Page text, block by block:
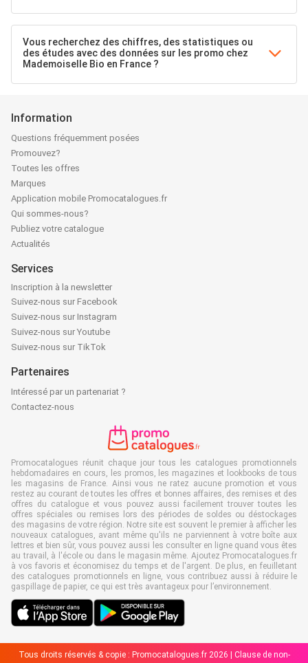
Vous recherchez des chiffres, des statistiques ou
des études avec des données sur les promo chez
Mademoiselle Bio en France ?
Information
Questions fréquemment posées
Promouvez?
Toutes les offres
Marques
Application mobile Promocatalogues.fr
Qui sommes-nous?
Publiez votre catalogue
Actualités
Services
Inscription à la newsletter
Suivez-nous sur Facebook
Suivez-nous sur Instagram
Suivez-nous sur Youtube
Suivez-nous sur TikTok
Partenaires
Intéressé par un partenariat ?
Contactez-nous
Promocatalogues réunit chaque jour tous les catalogues promotionnels
hebdomadaires en cours, les promos, les magazines et lookbooks de tous
les magasins de France. Ainsi vous ne ratez aucune promotion et vous
restez au courant de toutes les offres et bonnes affaires, des remises et des
offres du catalogue et vous pouvez aussi facilement trouver toutes les
offres spéciales ou remises lors des périodes de soldes ou déstockages
des magasins de votre région. Notre site est souvent le premier à afficher les
nouveaux catalogues, avant même qu'ils ne parviennent à votre boîte aux
lettres et bien sûr, vous pouvez aussi les consulter en ligne quand vous êtes
au travail, à l'école ou dans le magasin même. Ajoutez Promocatalogues.fr
à vos favoris et économisez du temps et de l'argent. De plus, en feuilletant
des catalogues promotionnels en ligne, vous contribuez aussi à réduire le
gaspillage de papier, ce qui est très avantageux pour l’environnement.
Tous droits réservés & copie : Promocatalogues.fr 2026 | Clause de non-